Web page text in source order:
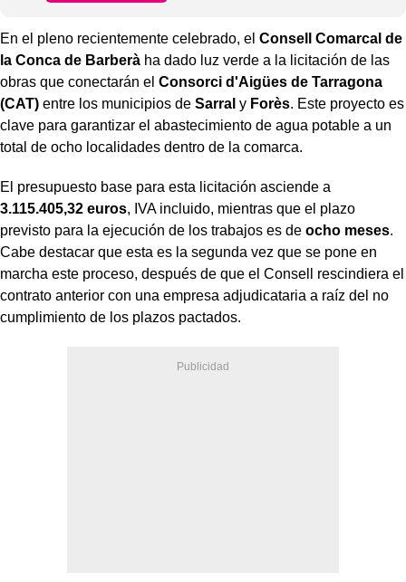
En el pleno recientemente celebrado, el Consell Comarcal de
la Conca de Barberà ha dado luz verde a la licitación de las
obras que conectarán el Consorci d'Aigües de Tarragona
(CAT) entre los municipios de Sarral y Forès. Este proyecto es
clave para garantizar el abastecimiento de agua potable a un
total de ocho localidades dentro de la comarca.
El presupuesto base para esta licitación asciende a
3.115.405,32 euros, IVA incluido, mientras que el plazo
previsto para la ejecución de los trabajos es de ocho meses.
Cabe destacar que esta es la segunda vez que se pone en
marcha este proceso, después de que el Consell rescindiera el
contrato anterior con una empresa adjudicataria a raíz del no
cumplimiento de los plazos pactados.